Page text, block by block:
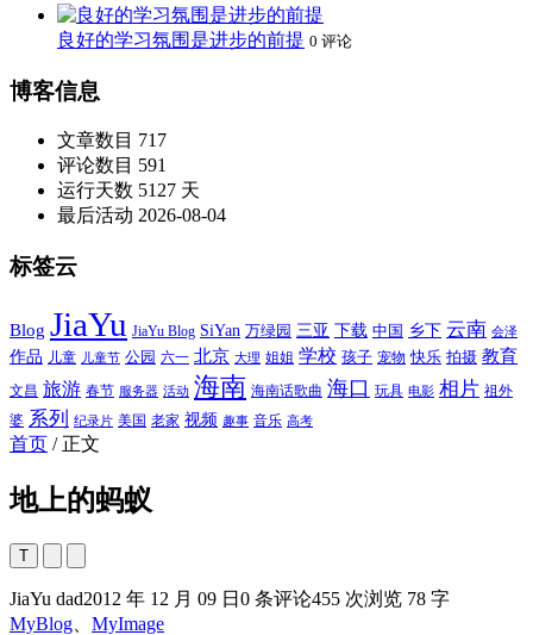
良好的学习氛围是进步的前提 0 评论
博客信息
文章数目 717
评论数目 591
运行天数 5127 天
最后活动 2026-08-04
标签云
Blog JiaYu JiaYu Blog SiYan 万绿园 三亚 下载 中国 乡下 云南 会泽
作品 儿童 儿童节 公园 六一 北京 大理 姐姐 学校 孩子 宠物 快乐 拍摄 教育
文昌 旅游 春节 服务器 活动 海南 海南话歌曲 海口 玩具 电影 相片 祖外
婆 系列 纪录片 美国 老家 视频 趣事 音乐 高考
首页 / 正文
地上的蚂蚁
T
JiaYu dad2012 年 12 月 09 日 0 条评论455 次浏览 78 字
MyBlog
MyImage